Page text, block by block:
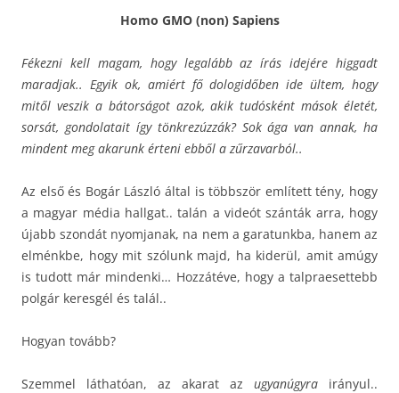
Homo GMO (non) Sapiens
Fékezni kell magam, hogy legalább az írás idejére higgadt
maradjak.. Egyik ok, amiért fő dologidőben ide ültem, hogy
mitől veszik a bátorságot azok, akik tudósként mások életét,
sorsát, gondolatait így tönkrezúzzák? Sok ága van annak, ha
mindent meg akarunk érteni ebből a zűrzavarból..
Az első és Bogár László által is többször említett tény, hogy
a magyar média hallgat.. talán a videót szánták arra, hogy
újabb szondát nyomjanak, na nem a garatunkba, hanem az
elménkbe, hogy mit szólunk majd, ha kiderül, amit amúgy
is tudott már mindenki… Hozzátéve, hogy a talpraesettebb
polgár keresgél és talál..
Hogyan tovább?
Szemmel láthatóan, az akarat az ugyanúgyra irányul..